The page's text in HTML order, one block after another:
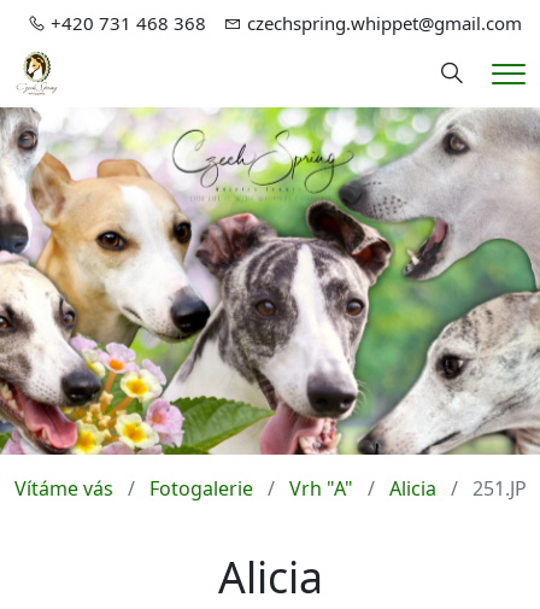
+420 731 468 368 czechspring.whippet@gmail.com
Hledání
Vítáme vás Fotogalerie Vrh "A" Alicia 251.JPG
Alicia